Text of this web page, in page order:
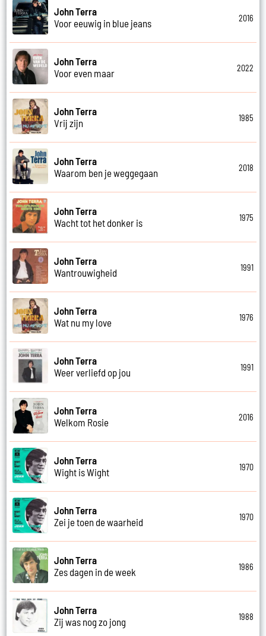
John Terra
Voor eeuwig in blue jeans
2016
John Terra
Voor even maar
2022
John Terra
Vrij zijn
1985
John Terra
Waarom ben je weggegaan
2018
John Terra
Wacht tot het donker is
1975
John Terra
Wantrouwigheid
1991
John Terra
Wat nu my love
1976
John Terra
Weer verliefd op jou
1991
John Terra
Welkom Rosie
2016
John Terra
Wight is Wight
1970
John Terra
Zei je toen de waarheid
1970
John Terra
Zes dagen in de week
1986
John Terra
Zij was nog zo jong
1988